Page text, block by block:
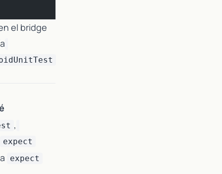
el bridge
,
expect
expect